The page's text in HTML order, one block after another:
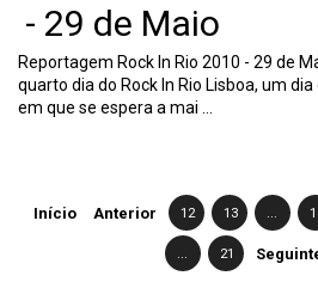
- 29 de Maio
Reportagem Rock In Rio 2010 - 29 de
quarto dia do Rock In Rio Lisboa, um
em que se espera a mai ...
Início Anterior 12 13
21